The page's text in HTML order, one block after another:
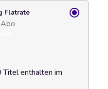
Flatrate
enthalten im